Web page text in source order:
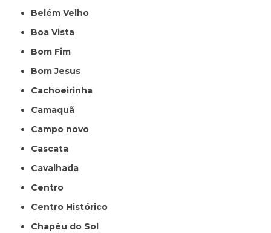
Belém Velho
Boa Vista
Bom Fim
Bom Jesus
Cachoeirinha
Camaquã
Campo novo
Cascata
Cavalhada
Centro
Centro Histórico
Chapéu do Sol